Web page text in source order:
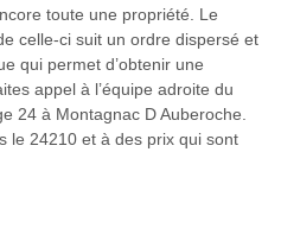
toute une propriété. Le
celle-ci suit un ordre dispersé et
qui permet d’obtenir une
appel à l’équipe adroite du
24 à Montagnac D Auberoche.
le 24210 et à des prix qui sont